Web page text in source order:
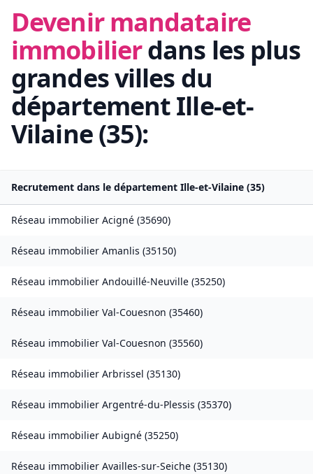
Devenir mandataire
immobilierdans les plus
grandes villes du
départementIlle-et-
Vilaine(35):
Recrutement dans le département Ille-et-Vilaine (35)
Réseau immobilier Acigné (35690)
Réseau immobilier Amanlis (35150)
Réseau immobilier Andouillé-Neuville (35250)
Réseau immobilier Val-Couesnon (35460)
Réseau immobilier Val-Couesnon (35560)
Réseau immobilier Arbrissel (35130)
Réseau immobilier Argentré-du-Plessis (35370)
Réseau immobilier Aubigné (35250)
Réseau immobilier Availles-sur-Seiche (35130)